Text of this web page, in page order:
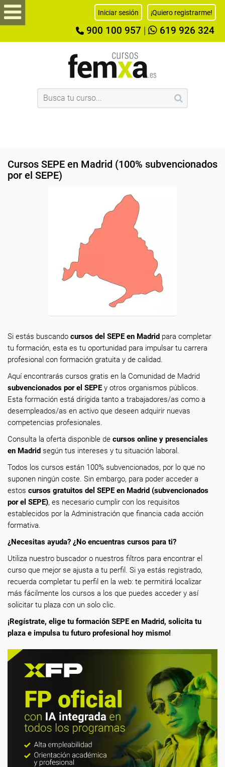
Iniciar sesión ¡Quiero registrarme!
900 100 957 619 926 324
Cursos SEPE en Madrid (100% subvencionados
por el SEPE)
Si estás buscando cursos del SEPE en Madrid para completar
tu formación, esta es tu oportunidad para impulsar tu carrera
profesional con formación gratuita y de calidad.
Aquí encontrarás cursos gratis en la Comunidad de Madrid
subvencionados por el SEPEy otros organismos públicos.
Esta formación está dirigida tanto a trabajadores/as como a
desempleados/as en activo que deseen adquirir nuevas
competencias profesionales.
Consulta la oferta disponible de cursos online y presenciales
en Madrid según tus intereses y tu situación laboral.
Todos los cursos están 100% subvencionados, por lo que no
suponen ningún coste. Sin embargo, para poder acceder a
estos cursos gratuitos del SEPE en Madrid (subvencionados
por el SEPE), es necesario cumplir con los requisitos
establecidos por la Administración que financia cada acción
formativa.
¿Necesitas ayuda? ¿No encuentras cursos para ti?
Utiliza nuestro buscador o nuestros filtros para encontrar el
curso que mejor se ajusta a tu perfil. Si ya estás registrado,
recuerda completar tu perfil en la web: te permitirá localizar
más fácilmente los cursos a los que puedes acceder y así
solicitar tu plaza con un solo clic.
¡Regístrate, elige tu formación SEPE en Madrid, solicita tu
plaza e impulsa tu futuro profesional hoy mismo!